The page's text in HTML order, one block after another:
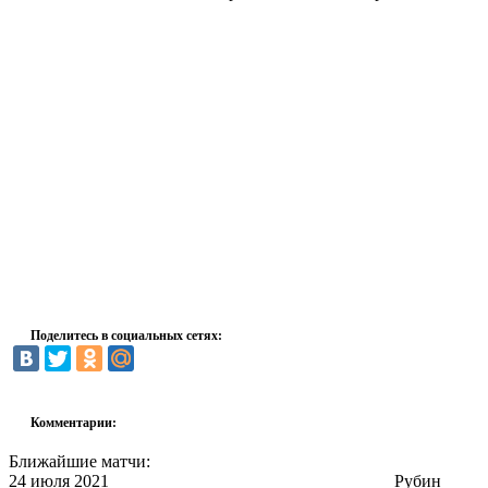
Поделитесь в социальных сетях:
Комментарии:
Ближайшие матчи:
24 июля 2021
Рубин